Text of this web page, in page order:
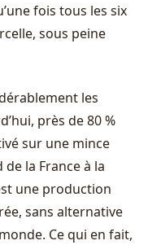
fois tous les six
sous peine
les
près de 80 %
sur une mince
la France à la
une production
sans alternative
Ce qui en fait,